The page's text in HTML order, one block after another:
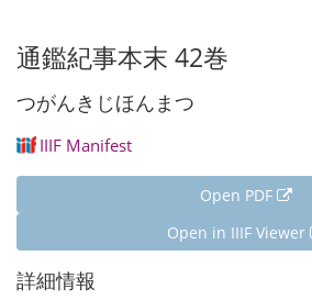
通鑑紀事本末 42巻
つがんきじほんまつ
IIIF Manifest
Open PDF
Open in IIIF Viewer
詳細情報